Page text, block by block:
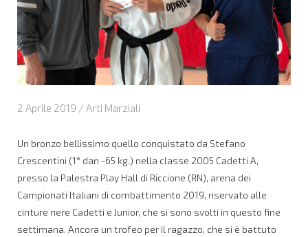
2 Aprile 2019 / Arti Marziali
Un bronzo bellissimo quello conquistato da Stefano
Crescentini (1° dan -65 kg.) nella classe 2005 Cadetti A,
presso la Palestra Play Hall di Riccione (RN), arena dei
Campionati Italiani di combattimento 2019, riservato alle
cinture nere Cadetti e Junior, che si sono svolti in questo fine
settimana. Ancora un trofeo per il ragazzo, che si è battuto